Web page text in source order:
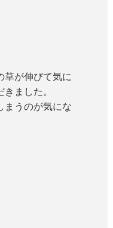
草が伸びて気に
ました。
まうのが気にな